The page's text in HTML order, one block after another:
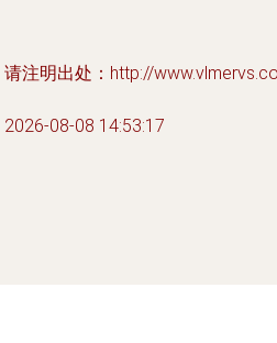
注明出处：http://
08-08 14:53:17